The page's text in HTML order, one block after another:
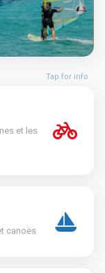
Tap for info
et les
canoës